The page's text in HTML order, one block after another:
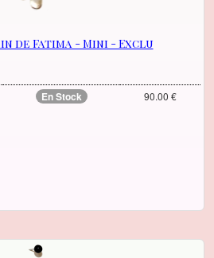
de Fatima - Mini - Exclu
En Stock 90.00 €